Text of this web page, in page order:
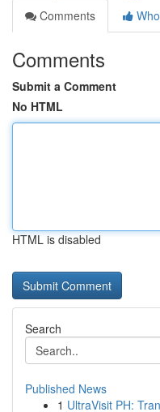
Comments
Comments
Submit a Comment
No HTML
HTML is disabled
Search
Published News
1 UltraVisit PH: